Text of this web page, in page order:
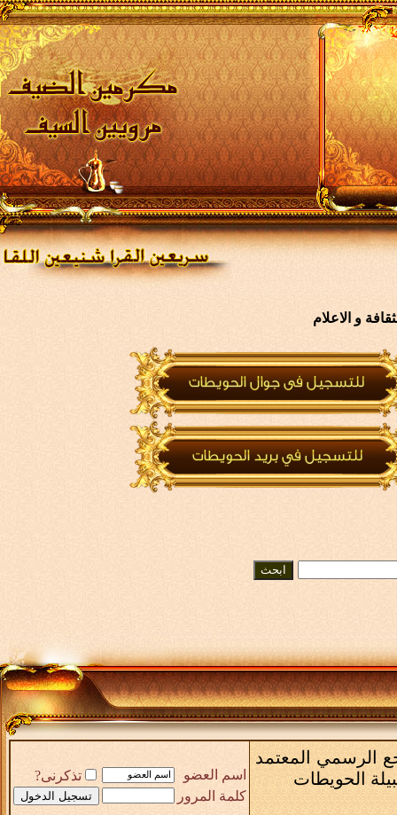
و الاعلام
الرسمي المعتمد
الحويطات
اسم العضو
تذكرنى?
كلمة المرور